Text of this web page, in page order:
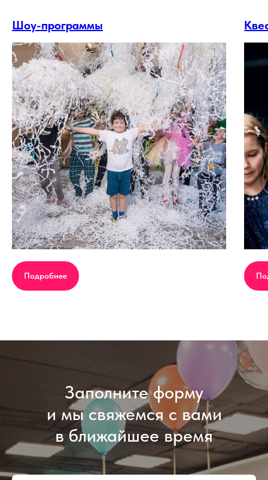
Шоу-программы
Подробнее
Заполните форму
и мы свяжемся с вами
в ближайшее время